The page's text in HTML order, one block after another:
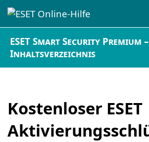
ESET Smart Security Premium –
Inhaltsverzeichnis
Kostenloser ESET